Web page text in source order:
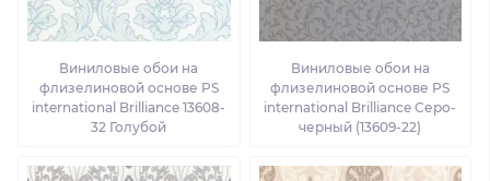
Виниловые обои на
флизелиновой основе PS
international Brilliance 13608-
32 Голубой
Виниловые обои на
флизелиновой основе PS
international Brilliance Серо-
черный (13609-22)